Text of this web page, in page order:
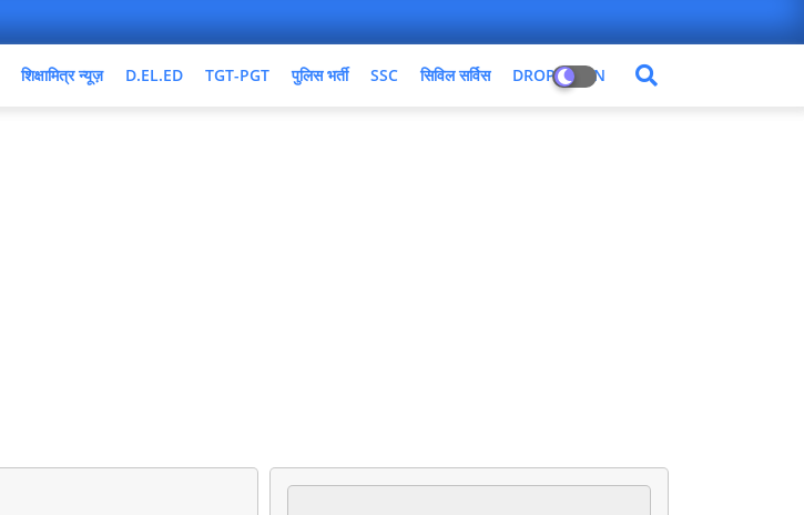
शिक्षामित्र न्यूज़ D.EL.ED TGT-PGT पुलिस भर्ती SSC सिविल सर्विस DROPDOWN